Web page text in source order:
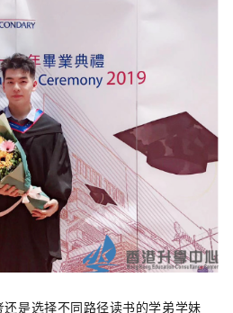
是选择不同路径读书的学弟学妹